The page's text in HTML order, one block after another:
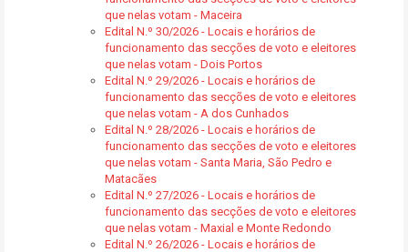
que nelas votam - Maceira
Edital N.º 30/2026 - Locais e horários de
funcionamento das secções de voto e eleitores
que nelas votam - Dois Portos
Edital N.º 29/2026 - Locais e horários de
funcionamento das secções de voto e eleitores
que nelas votam - A dos Cunhados
Edital N.º 28/2026 - Locais e horários de
funcionamento das secções de voto e eleitores
que nelas votam - Santa Maria, São Pedro e
Matacães
Edital N.º 27/2026 - Locais e horários de
funcionamento das secções de voto e eleitores
que nelas votam - Maxial e Monte Redondo
Edital N.º 26/2026 - Locais e horários de